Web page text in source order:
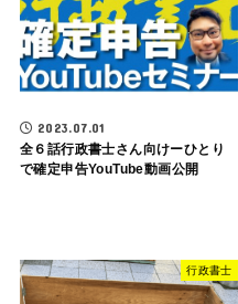
2023.07.01
全６話行政書士さん向けーひとり
で確定申告YouTube動画公開
行政書士